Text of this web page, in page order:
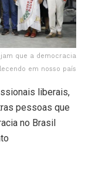
que a democracia
em nosso país
liberais,
pessoas que
no Brasil